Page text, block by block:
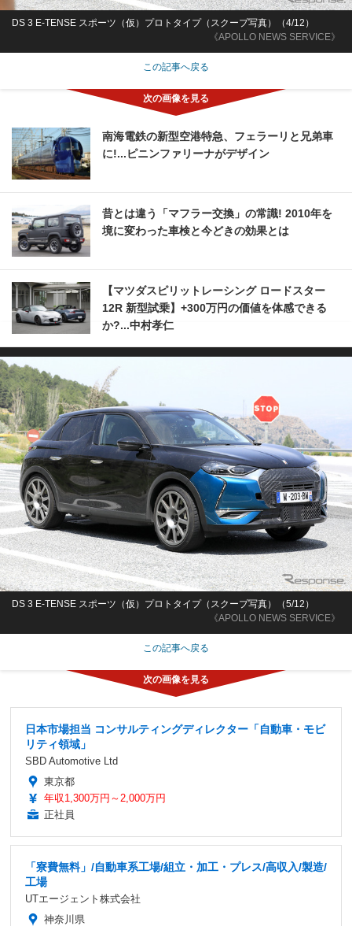
《APOLLO NEWS SERVICE》
DS 3 E-TENSE スポーツ（仮）プロトタイプ（スクープ写真）（4/12）
この記事へ戻る
南海電鉄の新型空港特急、フェラーリと兄弟車
に!...ピニンファリーナがデザイン
昔とは違う「マフラー交換」の常識! 2010年を
境に変わった車検と今どきの効果とは
【マツダスピリットレーシング ロードスター
12R 新型試乗】+300万円の価値を体感できる
か?...中村孝仁
《APOLLO NEWS SERVICE》
DS 3 E-TENSE スポーツ（仮）プロトタイプ（スクープ写真）（5/12）
この記事へ戻る
日本市場担当 コンサルティングディレクター「自動車・モビ
リティ領域」
SBD Automotive Ltd
東京都
年収1,300万円～2,000万円
正社員
「寮費無料」/自動車系工場/組立・加工・プレス/高収入/製造/
工場
UTエージェント株式会社
神奈川県